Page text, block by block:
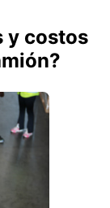
y costos